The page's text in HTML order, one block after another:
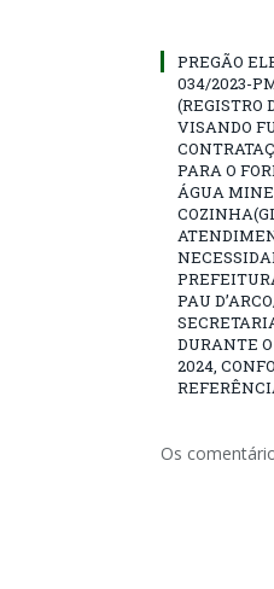
PREGÃO
034/2023-
(REGISTRO
VISANDO
PARA O
ÁGUA
PAU
DURANTE
2024,
Os